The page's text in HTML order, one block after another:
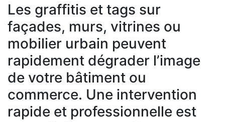
Les graffitis et tags sur
façades, murs, vitrines ou
mobilier urbain peuvent
rapidement dégrader l’image
de votre bâtiment ou
commerce. Une intervention
rapide et professionnelle est